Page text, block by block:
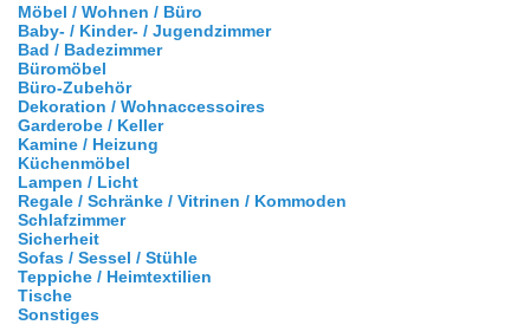
Möbel / Wohnen / Büro
Baby- / Kinder- / Jugendzimmer
Bad / Badezimmer
Büromöbel
Büro-Zubehör
Dekoration / Wohnaccessoires
Garderobe / Keller
Kamine / Heizung
Küchenmöbel
Lampen / Licht
Regale / Schränke / Vitrinen / Kommoden
Schlafzimmer
Sicherheit
Sofas / Sessel / Stühle
Teppiche / Heimtextilien
Tische
Sonstiges